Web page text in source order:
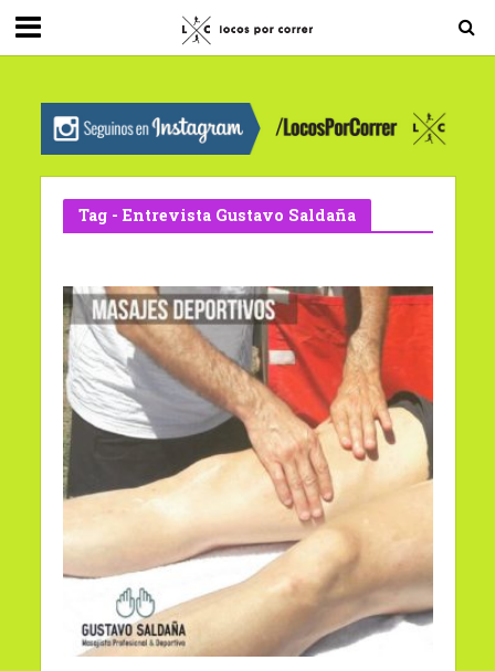
G-0X2PD3RFLV
Tag - Entrevista Gustavo Saldaña